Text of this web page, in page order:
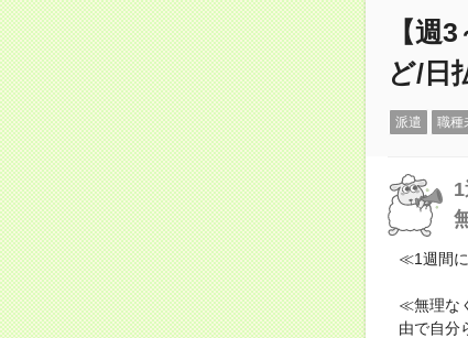
【週
ど/日
派遣 職種
≪1週間
≪無理な
由で自分